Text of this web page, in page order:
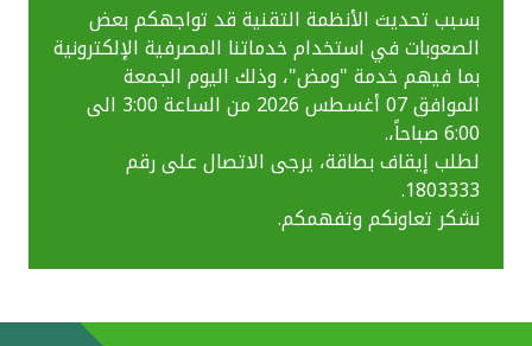
بسبب تحديث الأنظمة التقنية قد تواجهكم بعض
الصعوبات في استخدام خدماتنا المصرفية الإلكترونية
بما فيهم خدمة "ومض"، وذلك اليوم الجمعة
الموافق 07 أغسطس 2026 من الساعة 3:00 الى
6:00 صباحاً،.
لطلب إيقاف بطاقة، يرجى الاتصال على رقم
1803333.
نشكر تعاونكم وتفهمكم.